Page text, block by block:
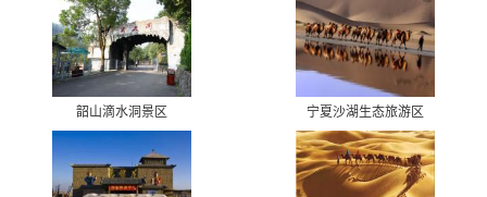
韶山滴水洞景区 宁夏沙湖生态旅游区